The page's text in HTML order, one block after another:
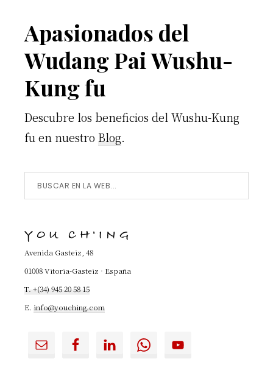
Footer
Apasionados del
Wudang Pai Wushu-
Kung fu
Descubre los beneficios del Wushu-Kung
fu en nuestro Blog.
Buscar
en
Web...
YOU CH'ING
Avenida Gasteiz, 48
01008 Vitoria-Gasteiz · España
T. +(34) 945 20 58 15
E. info@youching.com